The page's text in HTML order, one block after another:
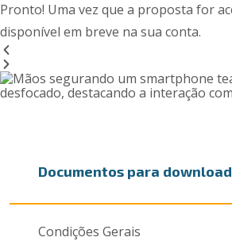
Pronto! Uma vez que a proposta for
disponível em breve na sua conta.
Documentos para download
Condições Gerais